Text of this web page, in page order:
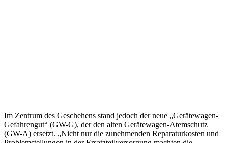
Im Zentrum des Geschehens stand jedoch der neue „Gerätewagen-
Gefahrengut“ (GW-G), der den alten Gerätewagen-Atemschutz
(GW-A) ersetzt. „Nicht nur die zunehmenden Reparaturkosten und